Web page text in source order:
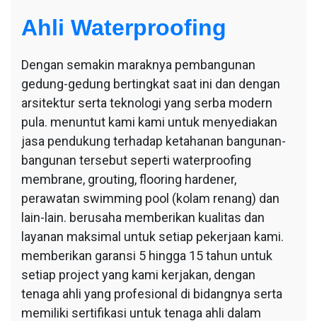
Ahli Waterproofing
Dengan semakin maraknya pembangunan
gedung-gedung bertingkat saat ini dan dengan
arsitektur serta teknologi yang serba modern
pula. menuntut kami kami untuk menyediakan
jasa pendukung terhadap ketahanan bangunan-
bangunan tersebut seperti waterproofing
membrane, grouting, flooring hardener,
perawatan swimming pool (kolam renang) dan
lain-lain. berusaha memberikan kualitas dan
layanan maksimal untuk setiap pekerjaan kami.
memberikan garansi 5 hingga 15 tahun untuk
setiap project yang kami kerjakan, dengan
tenaga ahli yang profesional di bidangnya serta
memiliki sertifikasi untuk tenaga ahli dalam